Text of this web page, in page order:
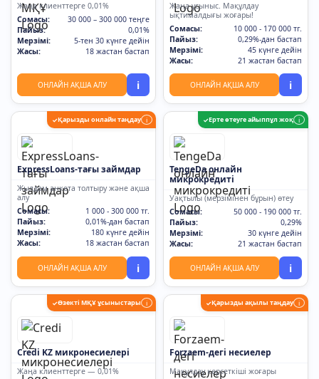
Жаңа клиенттерге 0,01%
Сомасы:
30 000 – 300 000 теңге
Пайыз:
0,01%
Мерзімі:
5-тен 30 күнге дейін
Жасы:
18 жастан бастап
ОНЛАЙН АҚША АЛУ i
Жаңа ұсыныс. Мақұлдау
ықтималдығы жоғары!
Сомасы:
10 000 - 170 000 тг.
Пайыз:
0,29%-дан бастап
Мерзімі:
45 күнге дейін
Жасы:
21 жастан бастап
ОНЛАЙН АҚША АЛУ i
✓Қарызды онлайн таңдау i
ExpressLoans-тағы займдар
Жылдам анкета толтыру және ақша
алу
Сомасы:
1 000 - 300 000 тг.
Пайыз:
0,01%-дан бастап
Мерзімі:
180 күнге дейін
Жасы:
18 жастан бастап
ОНЛАЙН АҚША АЛУ i
✓Ерте өтеуге айыппұл жоқ i
TengeDa онлайн
микрокредиті
Уақтылы (мерзімінен бұрын) өтеу
Сомасы:
50 000 - 190 000 тг.
Пайыз:
0,29%
Мерзімі:
30 күнге дейін
Жасы:
21 жастан бастап
ОНЛАЙН АҚША АЛУ i
✓Өзекті МҚҰ ұсыныстары i
Credi KZ микронесиелері
Жаңа клиенттерге — 0,01%
✓Қарызды ақылы таңдау i
Forzaem-дегі несиелер
Мақұлдау көрсеткіші жоғары